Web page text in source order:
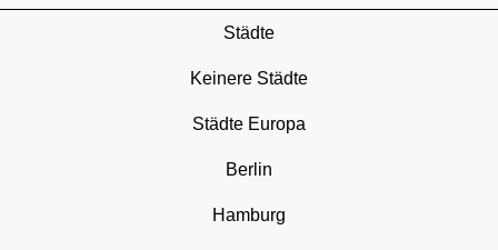
Städte
Keinere Städte
Städte Europa
Berlin
Hamburg